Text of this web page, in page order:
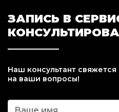
ЗАПИСЬ В
Наш консультант
на ваши вопросы!